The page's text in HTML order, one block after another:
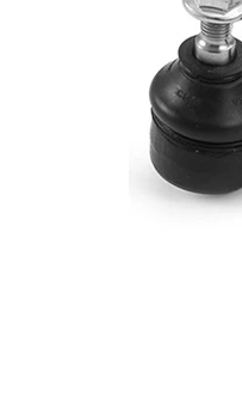
Rozměr
závitu 1